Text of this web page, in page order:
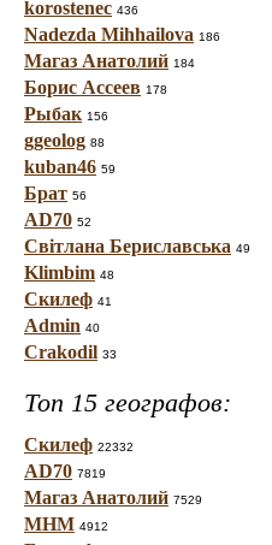
korostenec 436
Nadezda Mihhailova 186
Магаз Анатолий 184
Борис Ассеев 178
Рыбак 156
ggeolog 88
kuban46 59
Брат 56
AD70 52
Світлана Бериславська 49
Klimbim 48
Скилеф 41
Admin 40
Crakodil 33
Топ 15 географов:
Скилеф 22332
AD70 7819
Магаз Анатолий 7529
МНМ 4912